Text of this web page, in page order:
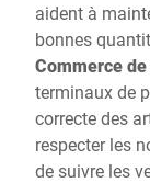
aident à
bonnes
Commerce
terminaux de
correcte des
respecter les
de suivre les